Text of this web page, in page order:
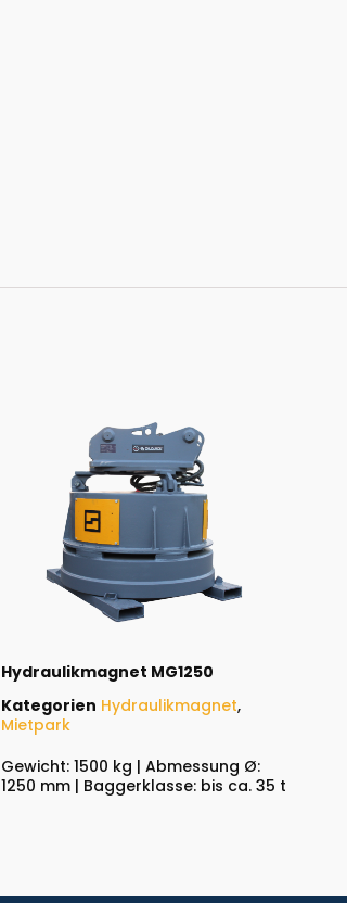
Hydraulikmagnet MG1250
Kategorien Hydraulikmagnet,
Mietpark
Gewicht: 1500 kg | Abmessung Ø:
1250 mm | Baggerklasse: bis ca. 35 t